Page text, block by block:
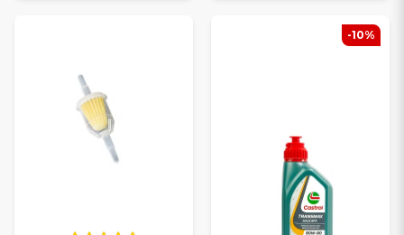
-10%